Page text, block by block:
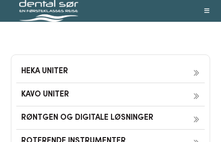
HEKA UNITER
KAVO UNITER
RØNTGEN OG DIGITALE LØSNINGER